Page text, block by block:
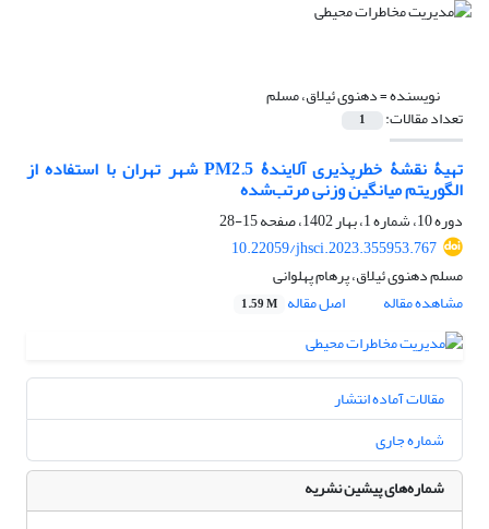
نویسنده =دهنوی ئیلاق، مسلم
تعداد مقالات: 1
تهیۀ نقشۀ خطرپذیری آلایندۀ PM2.5 شهر تهران با استفاده از
الگوریتم میانگین وزنی مرتب‌شده
دوره 10، شماره 1، بهار 1402، صفحه
15-28
10.22059/jhsci.2023.355953.767
مسلم دهنوی ئیلاق، پرهام پهلوانی
مشاهده مقاله
اصل مقاله 1.59 M
مقالات آماده انتشار
شماره جاری
شماره‌های پیشین نشریه